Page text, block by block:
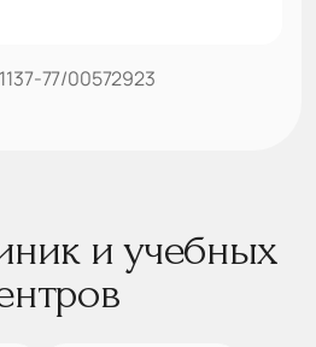
77/00572923
и учебных